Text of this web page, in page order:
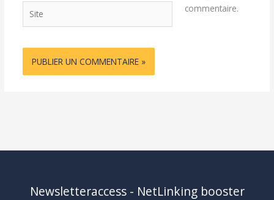
Site
commentaire.
Newsletteraccess - NetLinking booster